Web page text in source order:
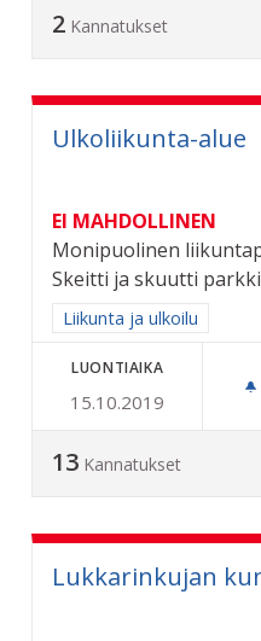
2 Kannatukset
Ulkoliikunta-alue
EI MAHDOLLINEN
Monipuolinen
Skeitti ja skuutti
Rajaa tulokset aihepiirin
Liikunta ja ulkoilu
LUONTIAIKA
15.10.2019
13 Kannatukset
Lukkarinkujan